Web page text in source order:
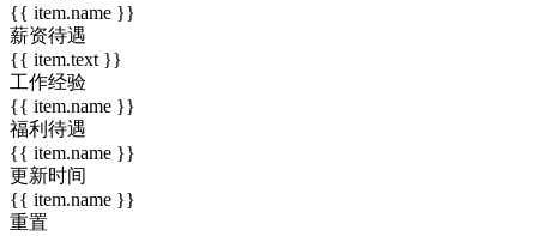
{{ item.name }}
薪资待遇
{{ item.text }}
工作经验
{{ item.name }}
福利待遇
{{ item.name }}
更新时间
{{ item.name }}
重置